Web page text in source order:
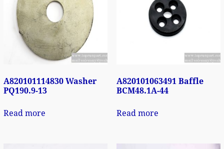
A820101114830 Washer
PQ190.9-13
Read more
A820101063491 Baffle
BCM48.1A-44
Read more